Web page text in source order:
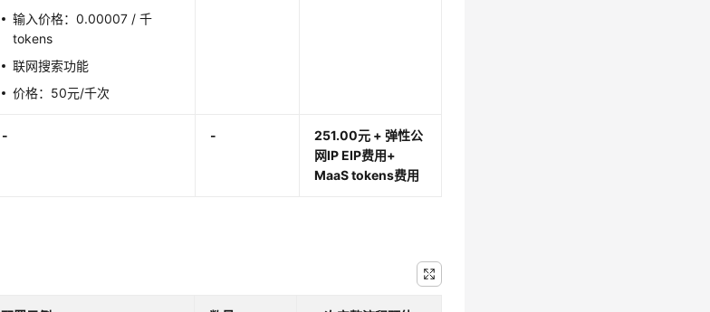
输入价格：0.00007 / 千
tokens
联网搜索功能
价格：50元/千次
- - 251.00元 + 弹性公
网IP EIP费用+
MaaS tokens费用